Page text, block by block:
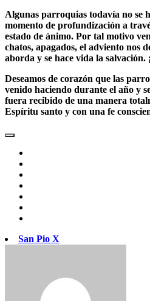
Algunas parroquias todavía no se
momento de profundización a
estado de ánimo. Por tal motivo
chatos, apagados, el adviento nos
aborda y se hace vida la salvación.
Deseamos de corazón que las
venido haciendo durante el año y
fuera recibido de una manera
Espíritu santo y con una fe
San Pio X